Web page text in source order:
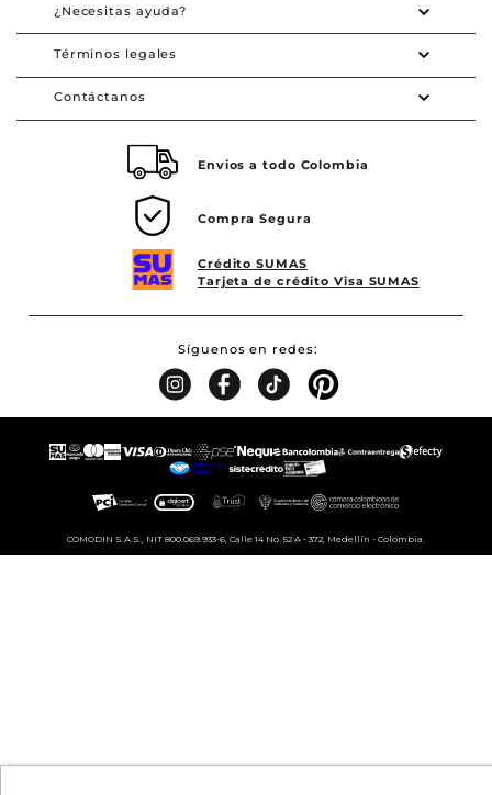
¿Necesitas ayuda?
Términos legales
Contáctanos
Envios a todo Colombia
Compra Segura
Crédito SUMAS
Tarjeta de crédito Visa SUMAS
Síguenos en redes
COMODIN S.A.S., NIT 800.069.933-6, Calle 14 No. 52 A - 372, Medellín - Colombia.